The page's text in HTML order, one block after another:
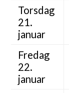
Torsdag
21.
januar
Fredag
22.
januar